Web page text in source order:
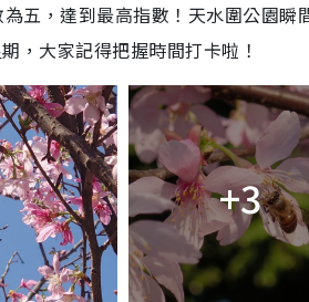
五，達到最高指數！天水圍公園瞬
，大家記得把握時間打卡啦！
+3